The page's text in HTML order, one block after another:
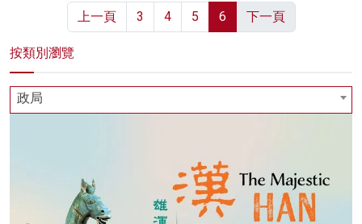
上一頁 3 4 5 6 下一頁
按類別瀏覽
政局